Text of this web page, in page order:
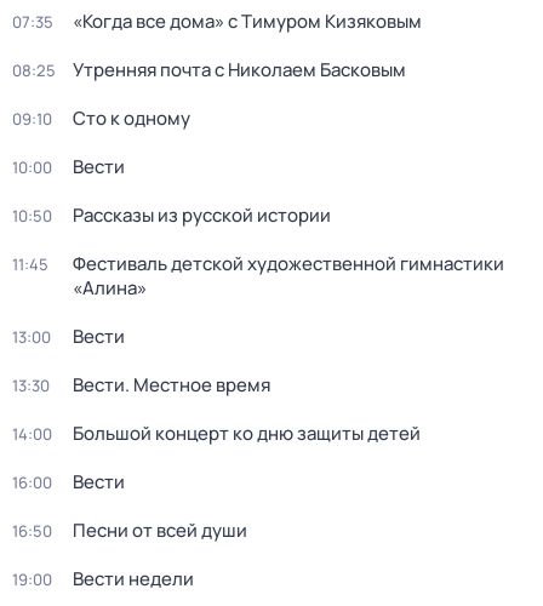
07:35 «Когда все дома» с Тимуром Кизяковым
08:25 Утренняя почта с Николаем Басковым
09:10 Сто к одному
10:00 Вести
10:50 Рассказы из русской истории
11:45
Фестиваль детской художественной гимнастики
«Алина»
13:00 Вести
13:30 Вести. Местное время
14:00 Большой концерт ко дню защиты детей
16:00 Вести
16:50 Песни от всей души
19:00 Вести недели